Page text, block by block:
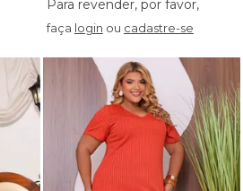
faça login ou cadastre-se